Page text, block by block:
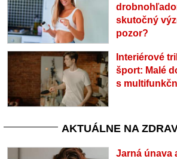
skutočný
pozor?
Interiérové
šport: Malé
s
AKTUÁLNE NA
Jarná únava